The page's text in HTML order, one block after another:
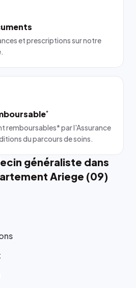
et prescriptions sur notre
*
remboursables* par l'Assurance
du parcours de soins.
généraliste dans
Ariege (09)